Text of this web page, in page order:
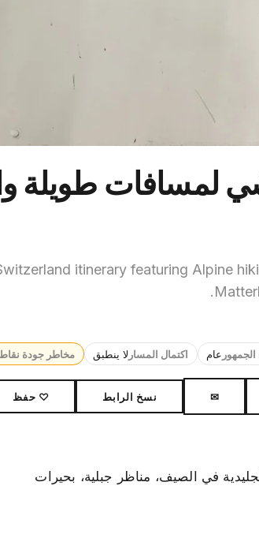
طويلة
itinerary featuring Alpine
عام اكتمال المسار لا ينطبق مخاطر جودة نقاط
✉ نسخ الرابط ♡ حفظ
في الصيف، مناظر جبلية، بحيرات